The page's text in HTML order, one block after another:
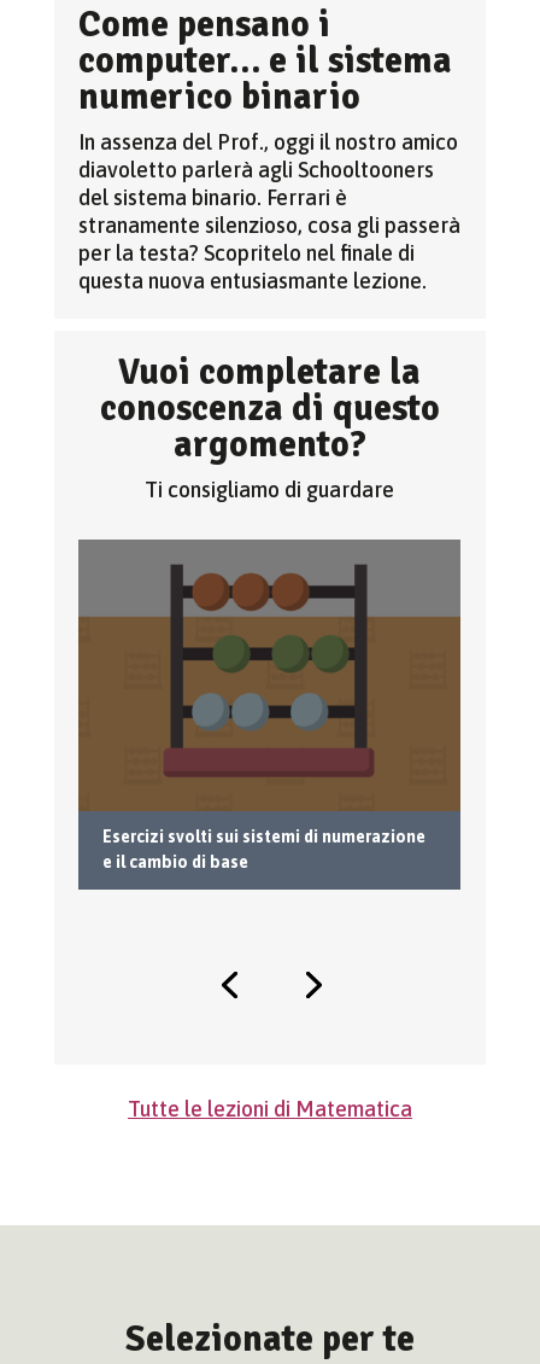
Come pensano i
computer… e il sistema
numerico binario
In assenza del Prof., oggi il nostro amico
diavoletto parlerà agli Schooltooners
del sistema binario. Ferrari è
stranamente silenzioso, cosa gli passerà
per la testa? Scopritelo nel finale di
questa nuova entusiasmante lezione.
Vuoi completare la
conoscenza di questo
argomento?
Ti consigliamo di guardare
Esercizi svolti sui sistemi di numerazione
e il cambio di base
Tutte le lezioni di Matematica
Selezionate per te